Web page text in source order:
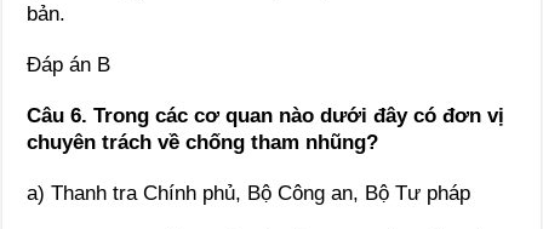
bản.
Đáp án B
Câu 6. Trong các cơ quan nào dưới đây có đơn vị
chuyên trách về chống tham nhũng?
a) Thanh tra Chính phủ, Bộ Công an, Bộ Tư pháp